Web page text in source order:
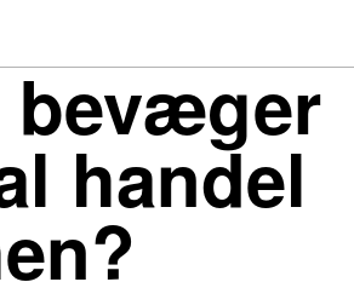
bevæger
handel